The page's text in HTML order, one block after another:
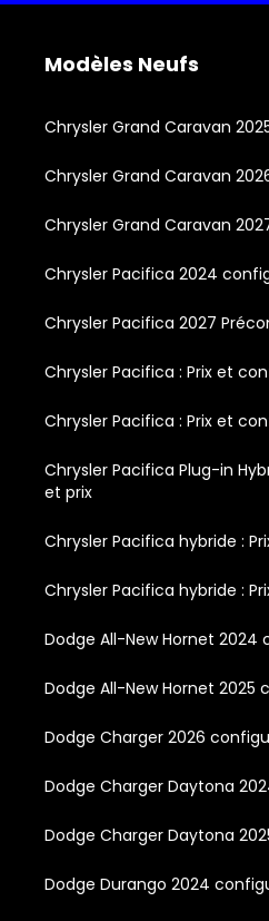
Modèles Neufs
Chrysler Grand Caravan
Chrysler Grand Caravan
Chrysler Grand Caravan
Chrysler Pacifica 2024
Chrysler Pacifica 2027
Chrysler Pacifica : Prix et
Chrysler Pacifica : Prix et
Chrysler Pacifica Plug-in
et prix
Chrysler Pacifica hybride :
Chrysler Pacifica hybride :
Dodge All-New Hornet
Dodge All-New Hornet 2025
Dodge Charger 2026
Dodge Charger Daytona
Dodge Charger Daytona
Dodge Durango 2024